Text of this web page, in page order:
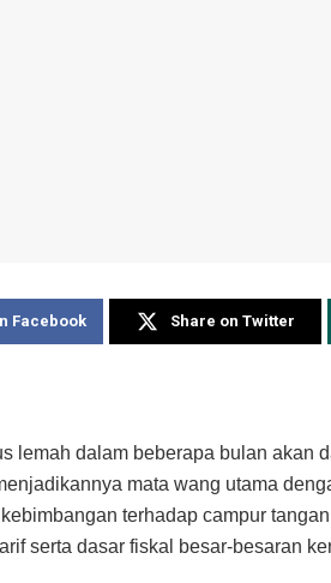
Facebook Share on Twitter
lemah dalam beberapa bulan akan
mata wang utama
terhadap campur
serta dasar fiskal besar-besaran